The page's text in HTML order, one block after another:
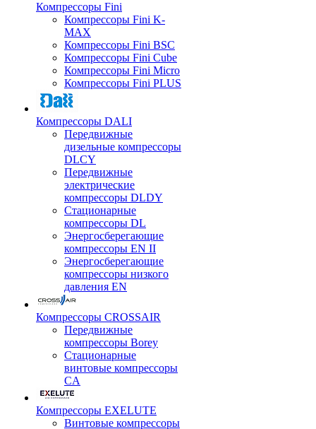
Компрессоры Fini
Компрессоры Fini K-
MAX
Компрессоры Fini BSC
Компрессоры Fini Cube
Компрессоры Fini Micro
Компрессоры Fini PLUS
Компрессоры DALI
Передвижные
дизельные компрессоры
DLCY
Передвижные
электрические
компрессоры DLDY
Стационарные
компрессоры DL
Энергосберегающие
компрессоры EN II
Энергосберегающие
компрессоры низкого
давления EN
Компрессоры CROSSAIR
Передвижные
компрессоры Borey
Стационарные
винтовые компрессоры
CA
Компрессоры EXELUTE
Винтовые компрессоры